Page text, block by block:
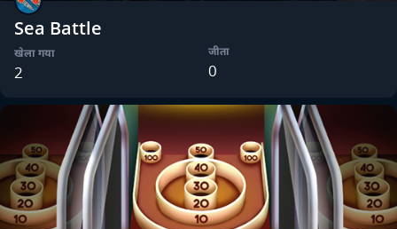
Sea Battle
खेला गया
2
जीता
0